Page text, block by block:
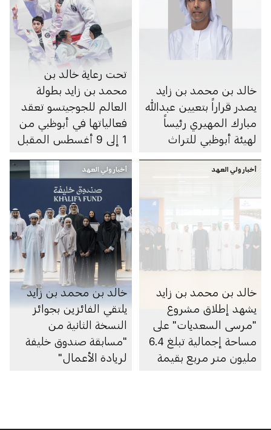
خالد بن محمد بن زايد
يصدر قراراً بتعيين عبدالله
مبارك المهيري رئيساً
لهيئة أبوظبي للتراث
تحت رعاية خالد بن
محمد بن زايد بطولة
العالم للجوجيتسو تعقد
فعالياتها في أبوظبي من
1 إلى 9 أغسطس المقبل
أخبار ولي العهد
خالد بن محمد بن زايد
يشهد إطلاق مشروع
"مرسى السعديات" على
مساحة إجمالية تبلغ 6.4
مليون متر مربع بقيمة
أخبار ولي العهد
خالد بن محمد بن زايد
يلتقي الفائزين بجوائز
النسخة الثانية من
"مسابقة صندوق خليفة
لريادة الأعمال"